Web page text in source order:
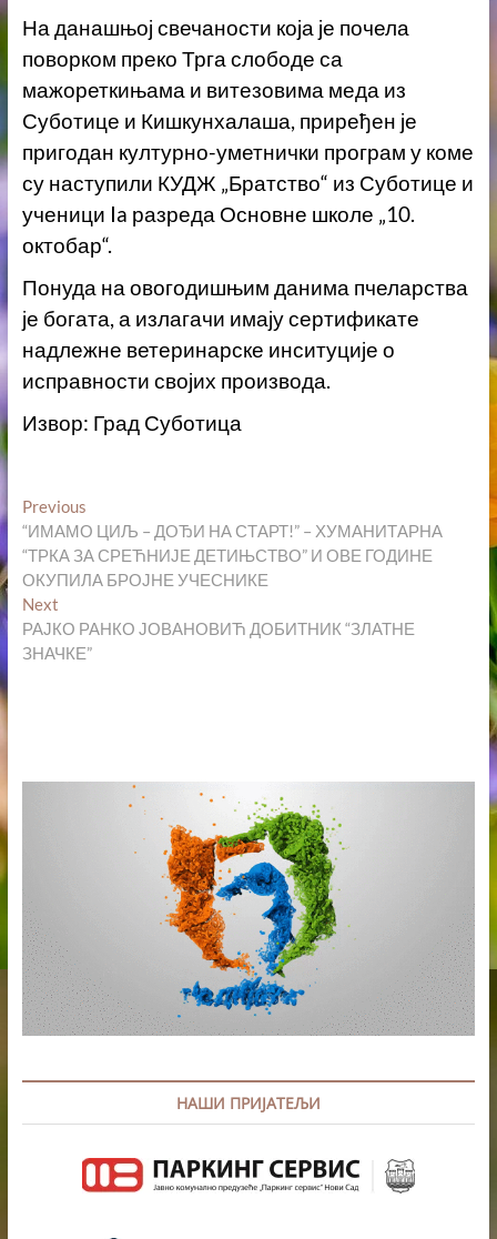
На данашњој свечаности која је почела
поворком преко Трга слободе са
мажореткињама и витезовима меда из
Суботице и Кишкунхалаша, приређен је
пригодан културно-уметнички програм у коме
су наступили КУДЖ „Братство“ из Суботице и
ученици Ia разреда Основне школе „10.
октобар“.
Понуда на овогодишњим данима пчеларства
је богата, а излагачи имају сертификате
надлежне ветеринарске инситуције о
исправности својих производа.
Извор: Град Суботица
Кретање
чланка
PreviousPrevious
post:
“ИМАМО ЦИЉ – ДОЂИ НА СТАРТ!” – ХУМАНИТАРНА
“ТРКА ЗА СРЕЋНИЈЕ ДЕТИЊСТВО” И ОВЕ ГОДИНЕ
ОКУПИЛА БРОЈНЕ УЧЕСНИКЕ
NextNext
post:
РАЈКО РАНКО ЈОВАНОВИЋ ДОБИТНИК “ЗЛАТНЕ
ЗНАЧКЕ”
НАШИ ПРИЈАТЕЉИ